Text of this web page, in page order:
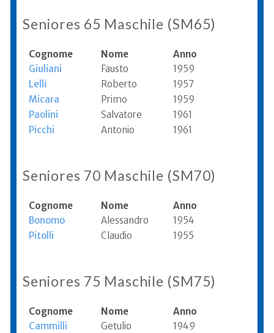
Seniores 65 Maschile (SM65)
Cognome Nome
Anno
Giuliani
Fausto
1959
Lelli
Roberto
1957
Micara
Primo
1959
Paolini
Salvatore
1961
Picchi
Antonio 1961
Seniores 70 Maschile (SM70)
Cognome Nome
Anno
Bonomo
Alessandro
1954
Pitolli
Claudio 1955
Seniores 75 Maschile (SM75)
Cognome Nome
Anno
Cammilli
Getulio
1949